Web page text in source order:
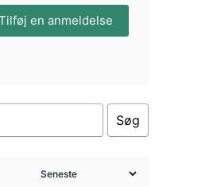
en anmeldelse
Søg